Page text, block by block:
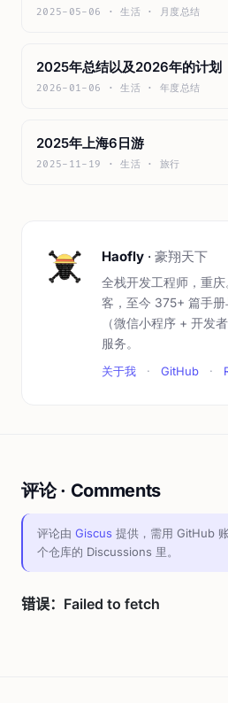
2025-05-06 · 生活 · 月度总结
2025年总结以及2026年的计划
2026-01-06 · 生活 · 年度总结
2025年上海6日游
2025-11-19 · 生活 · 旅行
Haofly · 豪翔天下
全栈开发工程师，重
客，至今 375+ 篇手
（微信小程序 + 开发
服务。
关于我 · GitHub ·
评论 · Comments
评论由 Giscus 提供，需用 GitHub
个仓库的 Discussions 里。